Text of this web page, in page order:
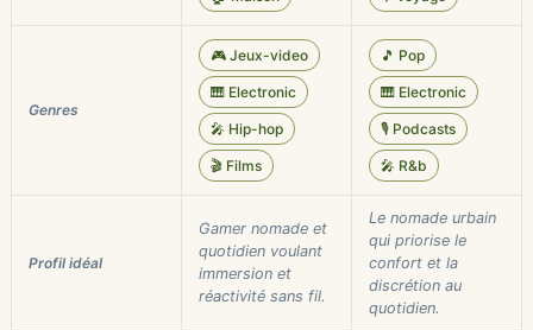
Genres
🎮 Jeux-video
🎹 Electronic
🎤 Hip-hop
🎬 Films
🎵 Pop
🎹 Electronic
🎙️ Podcasts
🎤 R&b
Profil idéal
Gamer nomade et
quotidien voulant
immersion et
réactivité sans fil.
Le nomade urbain
qui priorise le
confort et la
discrétion au
quotidien.